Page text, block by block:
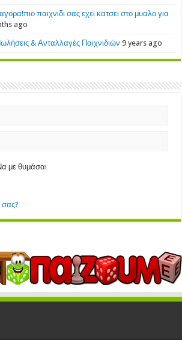
παιχνιδι σας εχει κατσει στο μυαλο για
ago
& Ανταλλαγές Παιχνιδιών 9 years ago
με θυμάσαι
σας?